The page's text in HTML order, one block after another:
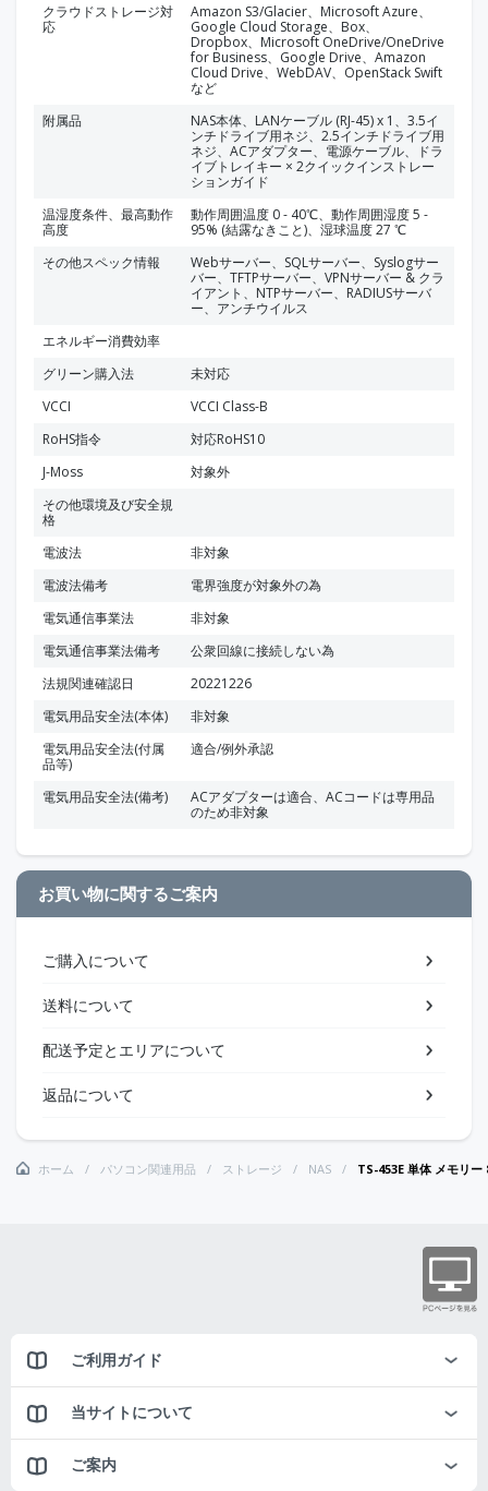
クラウドストレージ対
応
Amazon S3/Glacier、Microsoft Azure、
Google Cloud Storage、Box、
Dropbox、Microsoft OneDrive/OneDrive
for Business、Google Drive、Amazon
Cloud Drive、WebDAV、OpenStack Swift
など
附属品
NAS本体、LANケーブル (RJ-45) x 1、3.5イ
ンチドライブ用ネジ、2.5インチドライブ用
ネジ、ACアダプター、電源ケーブル、ドラ
イブトレイキー × 2クイックインストレー
ションガイド
温湿度条件、最高動作
高度
動作周囲温度 0 - 40℃、動作周囲湿度 5 -
95% (結露なきこと)、湿球温度 27 ℃
その他スペック情報
Webサーバー、SQLサーバー、Syslogサー
バー、TFTPサーバー、VPNサーバー & クラ
イアント、NTPサーバー、RADIUSサーバ
ー、アンチウイルス
エネルギー消費効率
グリーン購入法
未対応
VCCI
VCCI Class-B
RoHS指令
対応RoHS10
J-Moss
対象外
その他環境及び安全規
格
電波法
非対象
電波法備考
電界強度が対象外の為
電気通信事業法
非対象
電気通信事業法備考
公衆回線に接続しない為
法規関連確認日
20221226
電気用品安全法(本体)
非対象
電気用品安全法(付属
品等)
適合/例外承認
電気用品安全法(備考)
ACアダプターは適合、ACコードは専用品
のため非対象
お買い物に関するご案内
ご購入について
送料について
配送予定とエリアについて
返品について
ホーム パソコン関連用品 ストレージ NAS TS-453E 単体 メモリー
ご利用ガイド
当サイトについて
ご案内